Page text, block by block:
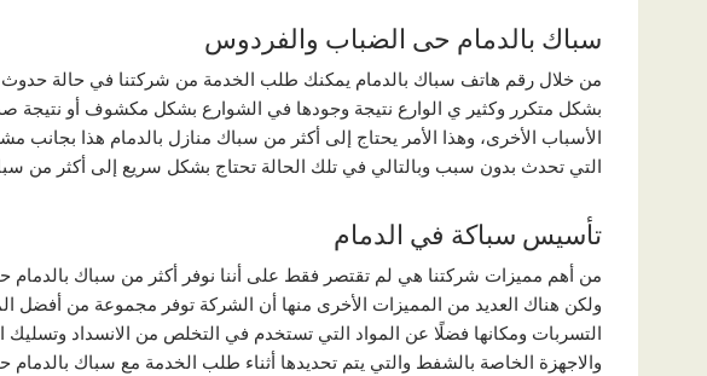
سباك بالدمام حى الضباب والفردوس
من خلال رقم هاتف سباك بالدمام يمكنك طلب الخدمة من شركتنا في حالة
بشكل متكرر وكثير ي الوارع نتيجة وجودها في الشوارع بشكل مكشوف أو نتيجة
الأسباب الأخرى، وهذا الأمر يحتاج إلى أكثر من سباك منازل بالدمام هذا بجانب
التي تحدث بدون سبب وبالتالي في تلك الحالة تحتاج بشكل سريع إلى أكثر من
تأسيس سباكة في الدمام
من أهم مميزات شركتنا هي لم تقتصر فقط على أننا نوفر أكثر من سباك بالدمام
ولكن هناك العديد من المميزات الأخرى منها أن الشركة توفر مجموعة من
التسربات ومكانها فضلًا عن المواد التي تستخدم في التخلص من الانسداد وتسليك
والاجهزة الخاصة بالشفط والتي يتم تحديدها أثناء طلب الخدمة مع سباك بالدمام